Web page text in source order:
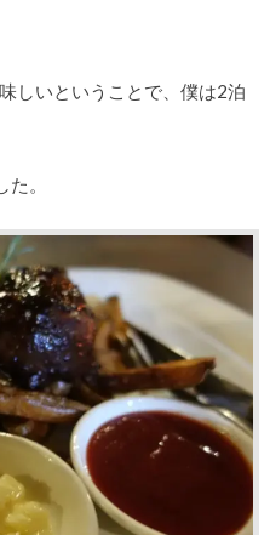
しいということで、僕は2泊
。